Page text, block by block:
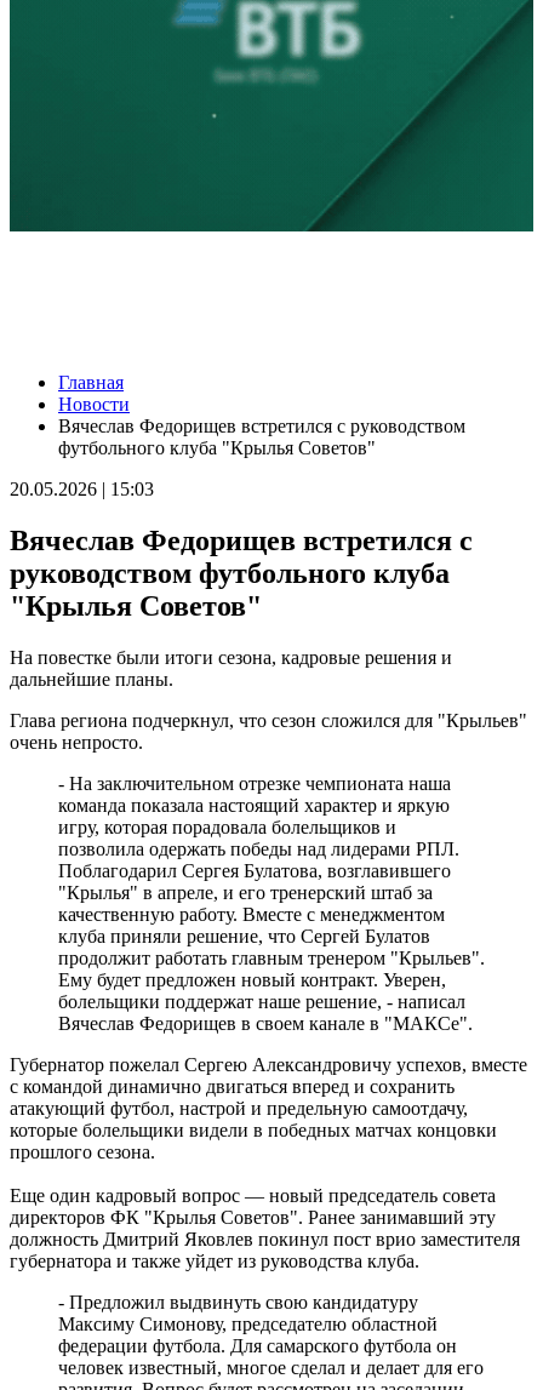
Стало известно, на каких улицах Самары постригли газоны 6
августа
06.08.2026 | 17:10
На железнодорожных переездах Самарской области
06.08.2026 | 17:09
августа
В Тольятти пенсионер передал курьеру мошенников пакет с
нарезанными газетами вместо денег
06.08.2026 | 16:57
В первый день окружных соревнований проекта для
работающей молодежи "МолоТ" команда Самарской области
показала достойный результат
06.08.2026 | 16:21
Улиточный бизнес: в Самарской области выращивают
деликатес
06.08.2026 | 16:17
Укрепление системы довузовской подготовки: проект
"Базовые и опорные школы" в Самарской области
06.08.2026 | 16:11
Праздник вопреки боли: "званый ужин" в честь дня рождения
Карла III – очередная провокация?
06.08.2026 | 16:07
Житель Новокуйбышевска захватил 311 "квадратов"
государственной земли
06.08.2026 | 16:03
В Волжском районе начинается капремонт путепровода через
железную дорогу
В "Курумоче" 6 августа задерживаются более десятка рейсов
06.08.2026 | 15:27
Тольяттинский гандболист борется за путевку на
Олимпийские игры-2028
06.08.2026 | 15:26
родителей с детьми
06.08.2026 | 15:12
Вакансии потерявшим работу, экскурсия для инвалидов и
новые схемы мошенников: о чем расскажет "Волжская
06.08.2026 | 15:00
В Самарской области 7 августа ожидается 33-градусная жара
06.08.2026 | 14:56
В Тольятти проходит второй игровой день турнира по
Главная
Новости
Вячеслав Федорищев встретился с руководством
футбольного клуба "Крылья Советов"
20.05.2026 | 15:03
Вячеслав Федорищев встретился с
руководством футбольного клуба
"Крылья Советов"
На повестке были итоги сезона, кадровые решения и
дальнейшие планы.
Глава региона подчеркнул, что сезон сложился для "Крыльев"
очень непросто.
- На заключительном отрезке чемпионата наша
команда показала настоящий характер и яркую
игру, которая порадовала болельщиков и
позволила одержать победы над лидерами РПЛ.
Поблагодарил Сергея Булатова, возглавившего
"Крылья" в апреле, и его тренерский штаб за
качественную работу. Вместе с менеджментом
клуба приняли решение, что Сергей Булатов
продолжит работать главным тренером "Крыльев".
Ему будет предложен новый контракт. Уверен,
болельщики поддержат наше решение, - написал
Вячеслав Федорищев в своем канале в "МАКСе".
Губернатор пожелал Сергею Александровичу успехов, вместе
с командой динамично двигаться вперед и сохранить
атакующий футбол, настрой и предельную самоотдачу,
которые болельщики видели в победных матчах концовки
прошлого сезона.
Еще один кадровый вопрос — новый председатель совета
директоров ФК "Крылья Советов". Ранее занимавший эту
должность Дмитрий Яковлев покинул пост врио заместителя
губернатора и также уйдет из руководства клуба.
- Предложил выдвинуть свою кандидатуру
Максиму Симонову, председателю областной
федерации футбола. Для самарского футбола он
человек известный, многое сделал и делает для его